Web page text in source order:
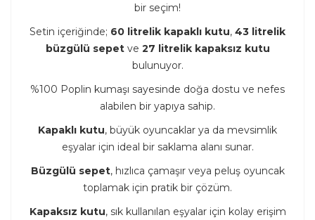
bir seçim!
Setin içeriğinde; 60 litrelik kapaklı kutu, 43 litrelik
büzgülü sepetve 27 litrelik kapaksız kutu
bulunuyor.
%100 Poplin kumaşı sayesinde doğa dostu ve nefes
alabilen bir yapıya sahip.
Kapaklı kutu, büyük oyuncaklar ya da mevsimlik
eşyalar için ideal bir saklama alanı sunar.
Büzgülü sepet, hızlıca çamaşır veya peluş oyuncak
toplamak için pratik bir çözüm.
Kapaksız kutu, sık kullanılan eşyalar için kolay erişim